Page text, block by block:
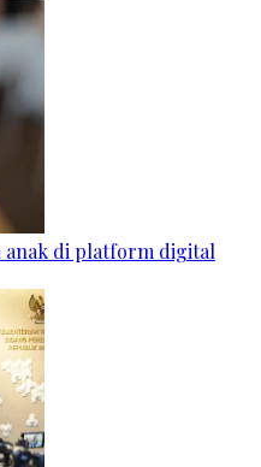
anak di platform digital